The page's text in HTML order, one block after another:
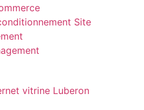
Site